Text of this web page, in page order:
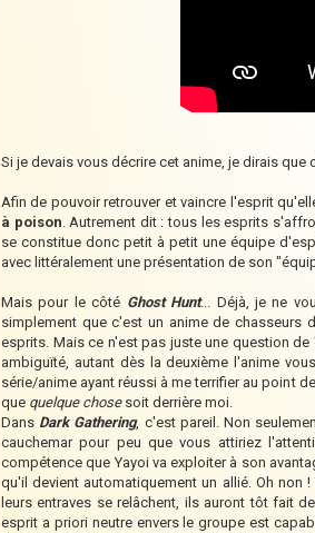
Si je devais vous décrire cet anime, je dirais que
Afin de pouvoir retrouver et vaincre l'esprit
à poison. Autrement dit : tous les esprits
se constitue donc petit à petit une équipe
avec littéralement une présentation de son
Mais pour le côté Ghost Hunt... Déjà, je ne
simplement que c'est un anime de
esprits. Mais ce n'est pas juste une question
ambiguïté, autant dès la deuxième l'anime
série/anime ayant réussi à me terrifier au point
que quelque chosesoit derrière moi.
Dans Dark Gathering, c'est pareil. Non
cauchemar pour peu que vous attiriez
compétence que Yayoi va exploiter à son
qu'il devient automatiquement un allié. Oh
leurs entraves se relâchent, ils auront tôt fait
esprit a priori neutre envers le groupe est